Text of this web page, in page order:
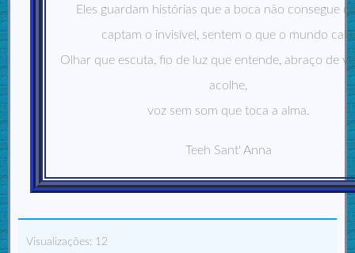
Eles guardam histórias que a boca não consegue
captam o invisível, sentem o que o mundo cala.
Olhar que escuta, fio de luz que entende, abraço de
acolhe,
voz sem som que toca a alma.
Teeh Sant' Anna
Visualizações: 12